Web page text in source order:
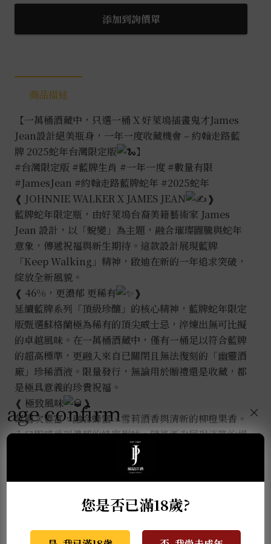
添加到詢價單
商品描述
【一萬桶酒藏中，只選一桶 X 好萊塢插畫鬼才James
Jean設計絕美瓶身，一年一度收藏機會 – 約翰走路藍
牌 2025蛇年台灣限定版
】
#台灣限定版 #藍牌生肖 #一年一度 #數量有限
#JamesJean #約翰走路藍牌蛇年 #2025蛇年
❰ JOHNNIE WALKER X JAMES JEAN
❱
藍牌蛇年限定瓶，由好萊塢台裔美籍藝術家 James
Jean 設計，以「蛻變」為主題，融合璀璨圖騰與蛇年
意象，傳遞祝福與新生期待。這款設計展現藍牌
「Keep Walking」精神，啟迪在新的一年追求突破，
綻放全新風貌。
❰ 46%，更濃郁 更稀有
❱
延續藍牌系列「頂級珍釀」的核心精神，藍牌蛇年限定
版甄選蘇格蘭極為稀有的頂尖威士忌，淬煉出無可比擬
的卓越風味。在一萬桶酒藏中，僅有一桶足以符合藍牌
的超高標準，更融入來自已關閉且無法復刻的「幽靈酒
廠」珍稀酒液。限量發行，無論用於贈禮還是收藏，都
是極具意義的珍貴祝福。
❰ 極致風味
❱
氣層次豐富，融合蜂蜜、雪莉酒香與清新的柳橙果香。
入口即感受到濃郁的蜂蜜甜味，隨後漸次展現淡雅的胡
椒辛香與乾果的豐潤氣息。尾韻延續藍牌經典的柔和煙
age confirm
您是否已滿18歲?
×